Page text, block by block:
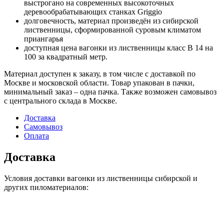
выстрогано на современных высокоточных
деревообрабатывающих станках Griggio
долговечность, материал произведён из сибирской
лиственницы, сформированной суровым климатом
приангарья
доступная цена вагонки из лиственницы класс В 14 на
100 за квадратный метр.
Материал доступен к заказу, в том числе с доставкой по
Москве и московской области. Товар упакован в пачки,
минимальный заказ – одна пачка. Также возможен самовывоз
с центрального склада в Москве.
Доставка
Самовывоз
Оплата
Доставка
Условия доставки вагонки из лиственницы сибирской и
других пиломатериалов: